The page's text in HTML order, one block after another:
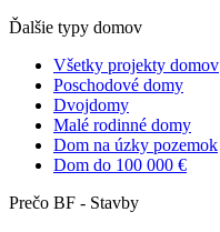
Ďalšie typy domov
Všetky projekty domov
Poschodové domy
Dvojdomy
Malé rodinné domy
Dom na úzky pozemok
Dom do 100 000 €
Prečo BF - Stavby